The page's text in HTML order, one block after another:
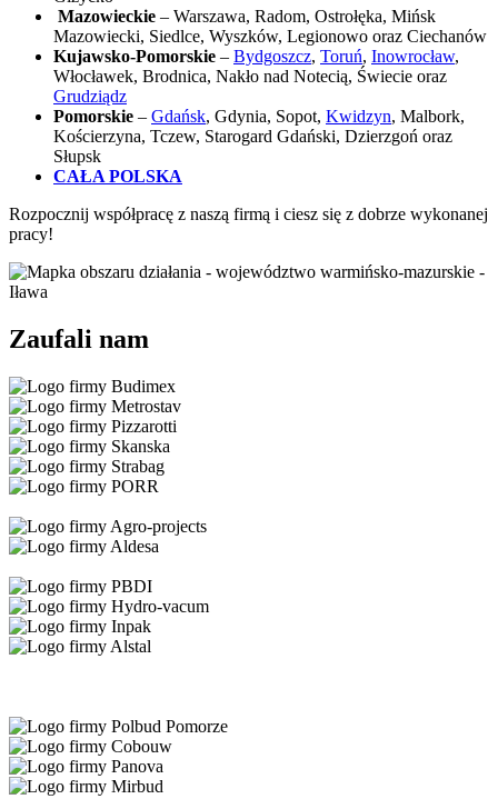
Mazowieckie – Warszawa, Radom, Ostrołęka, Mińsk
Mazowiecki, Siedlce, Wyszków, Legionowo oraz Ciechanów
Kujawsko-Pomorskie – Bydgoszcz, Toruń, Inowrocław,
Włocławek, Brodnica, Nakło nad Notecią, Świecie oraz
Grudziądz
Pomorskie – Gdańsk, Gdynia, Sopot, Kwidzyn, Malbork,
Kościerzyna, Tczew, Starogard Gdański, Dzierzgoń oraz
Słupsk
CAŁA POLSKA
Rozpocznij współpracę z naszą firmą i ciesz się z dobrze wykonanej
pracy!
Zaufali nam